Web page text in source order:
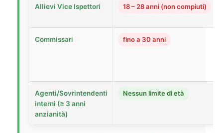
Allievi Vice Ispettori 18 – 28 anni (non compiuti)
Commissari fino a 30 anni
Agenti/Sovrintendenti
interni (≥ 3 anni
anzianità)
Nessun limite di età